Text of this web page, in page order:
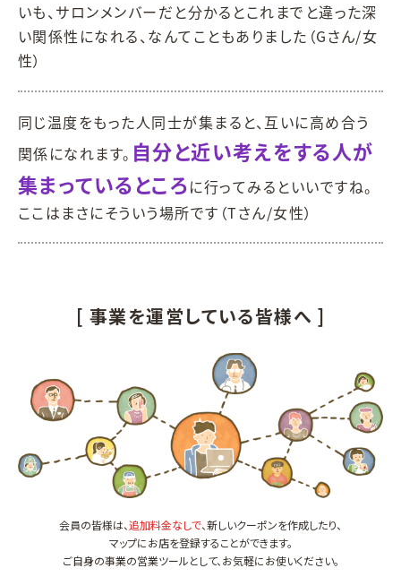
いも、サロンメンバーだと分かるとこれまでと違った深
い関係性になれる、なんてこともありました（Gさん/女
性）
同じ温度をもった人同士が集まると、互いに高め合う
関係になれます。 自分と近い考えをする人が
集まっているところに行ってみるといいですね。
ここはまさにそういう場所です（Tさん/女性）
[ 事業を運営している皆様へ ]
会員の皆様は、追加料金なしで、新しいクーポンを作成したり、
マップにお店を登録することができます。
ご自身の事業の営業ツールとして、お気軽にお使いください。